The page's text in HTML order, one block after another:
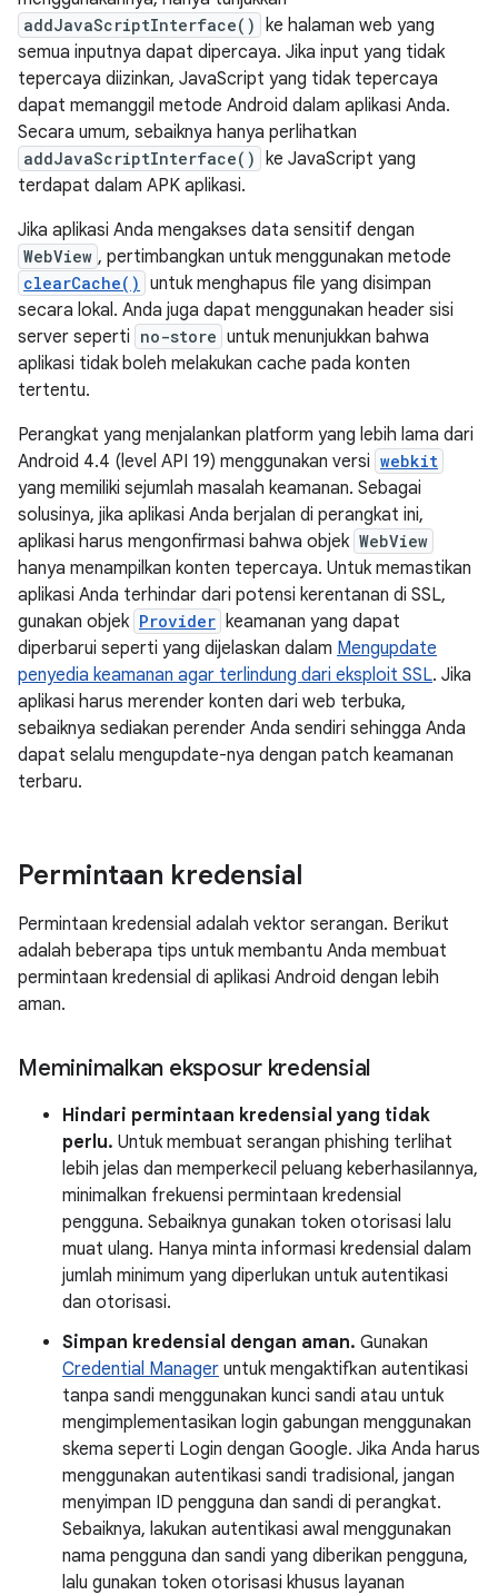
addJavaScriptInterface() ke halaman web yang
semua inputnya dapat dipercaya. Jika input yang tidak
tepercaya diizinkan, JavaScript yang tidak tepercaya
dapat memanggil metode Android dalam aplikasi Anda.
Secara umum, sebaiknya hanya perlihatkan
addJavaScriptInterface() ke JavaScript yang
terdapat dalam APK aplikasi.
Jika aplikasi Anda mengakses data sensitif dengan
WebView , pertimbangkan untuk menggunakan metode
clearCache() untuk menghapus file yang disimpan
secara lokal. Anda juga dapat menggunakan header sisi
server seperti no-store untuk menunjukkan bahwa
aplikasi tidak boleh melakukan cache pada konten
tertentu.
Perangkat yang menjalankan platform yang lebih lama dari
Android 4.4 (level API 19) menggunakan versi webkit
yang memiliki sejumlah masalah keamanan. Sebagai
solusinya, jika aplikasi Anda berjalan di perangkat ini,
aplikasi harus mengonfirmasi bahwa objek WebView
hanya menampilkan konten tepercaya. Untuk memastikan
aplikasi Anda terhindar dari potensi kerentanan di SSL,
gunakan objek Provider keamanan yang dapat
diperbarui seperti yang dijelaskan dalam Mengupdate
penyedia keamanan agar terlindung dari eksploit SSL. Jika
aplikasi harus merender konten dari web terbuka,
sebaiknya sediakan perender Anda sendiri sehingga Anda
dapat selalu mengupdate-nya dengan patch keamanan
terbaru.
Permintaan kredensial
Permintaan kredensial adalah vektor serangan. Berikut
adalah beberapa tips untuk membantu Anda membuat
permintaan kredensial di aplikasi Android dengan lebih
aman.
Meminimalkan eksposur kredensial
Hindari permintaan kredensial yang tidak
perlu. Untuk membuat serangan phishing terlihat
lebih jelas dan memperkecil peluang keberhasilannya,
minimalkan frekuensi permintaan kredensial
pengguna. Sebaiknya gunakan token otorisasi lalu
muat ulang. Hanya minta informasi kredensial dalam
jumlah minimum yang diperlukan untuk autentikasi
dan otorisasi.
Simpan kredensial dengan aman. Gunakan
Credential Manager untuk mengaktifkan autentikasi
tanpa sandi menggunakan kunci sandi atau untuk
mengimplementasikan login gabungan menggunakan
skema seperti Login dengan Google. Jika Anda harus
menggunakan autentikasi sandi tradisional, jangan
menyimpan ID pengguna dan sandi di perangkat.
Sebaiknya, lakukan autentikasi awal menggunakan
nama pengguna dan sandi yang diberikan pengguna,
lalu gunakan token otorisasi khusus layanan